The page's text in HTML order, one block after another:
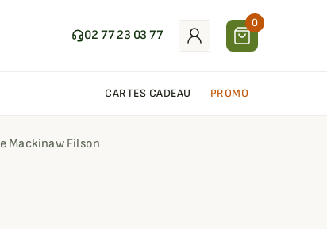
02 77 23 03 77
0
CARTES CADEAU PROMO
Mackinaw Filson